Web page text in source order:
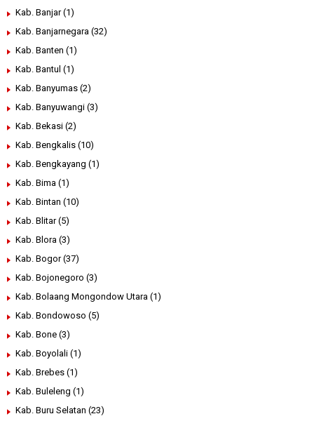
Kab. Banjar (1)
Kab. Banjarnegara (32)
Kab. Banten (1)
Kab. Bantul (1)
Kab. Banyumas (2)
Kab. Banyuwangi (3)
Kab. Bekasi (2)
Kab. Bengkalis (10)
Kab. Bengkayang (1)
Kab. Bima (1)
Kab. Bintan (10)
Kab. Blitar (5)
Kab. Blora (3)
Kab. Bogor (37)
Kab. Bojonegoro (3)
Kab. Bolaang Mongondow Utara (1)
Kab. Bondowoso (5)
Kab. Bone (3)
Kab. Boyolali (1)
Kab. Brebes (1)
Kab. Buleleng (1)
Kab. Buru Selatan (23)